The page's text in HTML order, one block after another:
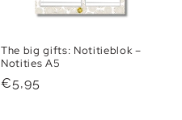
The big gifts: Notitieblok –
Notities A5
Normale
€5,95